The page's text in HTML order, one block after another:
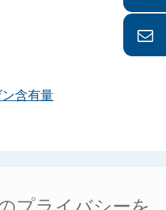
含有量